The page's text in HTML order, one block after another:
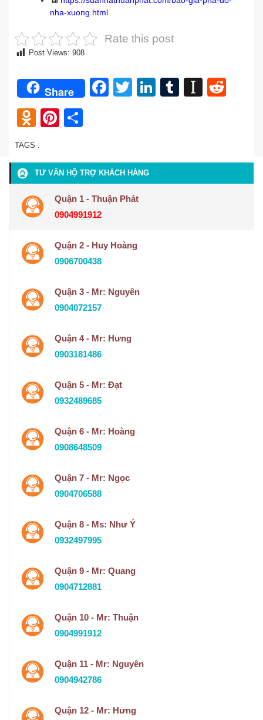
nha-xuong.html
Rate this post
Post Views: 908
Share Facebook
TwitterLinkedIn
Tumblr
Odnoklassniki
Pinterest
TAGS :
TƯ VẤN HỘ TRỢ KHÁCH HÀNG
Quận 1 - Thuận Phát
0904991912
Quận 2 - Huy Hoàng
0906700438
Quận 3 - Mr: Nguyên
0904072157
Quận 4 - Mr: Hưng
0903181486
Quận 5 - Mr: Đạt
0932489685
Quận 6 - Mr: Hoàng
0908648509
Quận 7 - Mr: Ngọc
0904706588
Quận 8 - Ms: Như Ý
0932497995
Quận 9 - Mr: Quang
0904712881
Quận 10 - Mr: Thuận
0904991912
Quận 11 - Mr: Nguyên
0904942786
Quận 12 - Mr: Hưng